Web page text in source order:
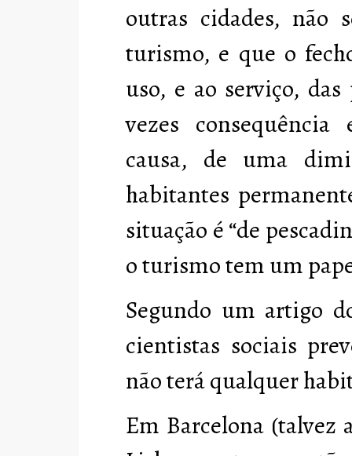
outras cidades, não
turismo, e que o
uso, e ao serviço,
vezes
causa, de uma
habitantes
situação é “de
o turismo tem um
Segundo um artigo
cientistas sociais
não terá qualquer
Em Barcelona (talvez